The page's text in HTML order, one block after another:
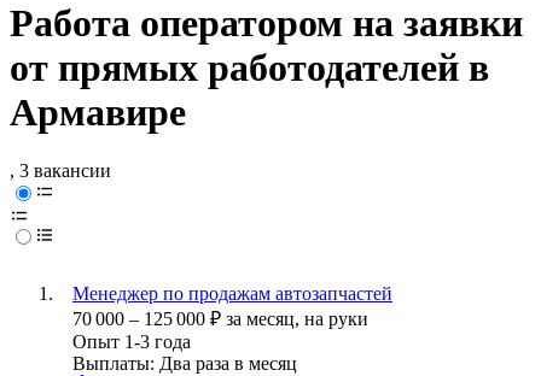
Работа оператором на заявки
от прямых работодателей в
Армавире
, 3 вакансии
Менеджер по продажам автозапчастей
70 000 – 125 000 ₽ за месяц, на руки
Опыт 1-3 года
Выплаты: Два раза в месяц